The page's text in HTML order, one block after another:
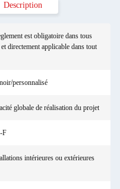
Description
est obligatoire dans tous
directement applicable dans tout
personnalisé
globale de réalisation du projet
F
intérieures ou extérieures